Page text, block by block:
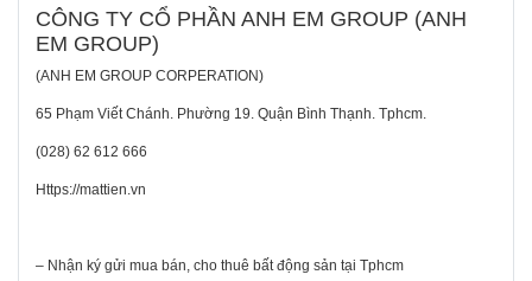
CÔNG TY CỔ PHẦN ANH EM GROUP (ANH
EM GROUP)
(ANH EM GROUP CORPERATION)
65 Phạm Viết Chánh. Phường 19. Quận Bình Thạnh. Tphcm.
(028) 62 612 666
Https://mattien.vn
– Nhận ký gửi mua bán, cho thuê bất động sản tại Tphcm